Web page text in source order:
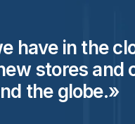
have in the
stores and
the globe.